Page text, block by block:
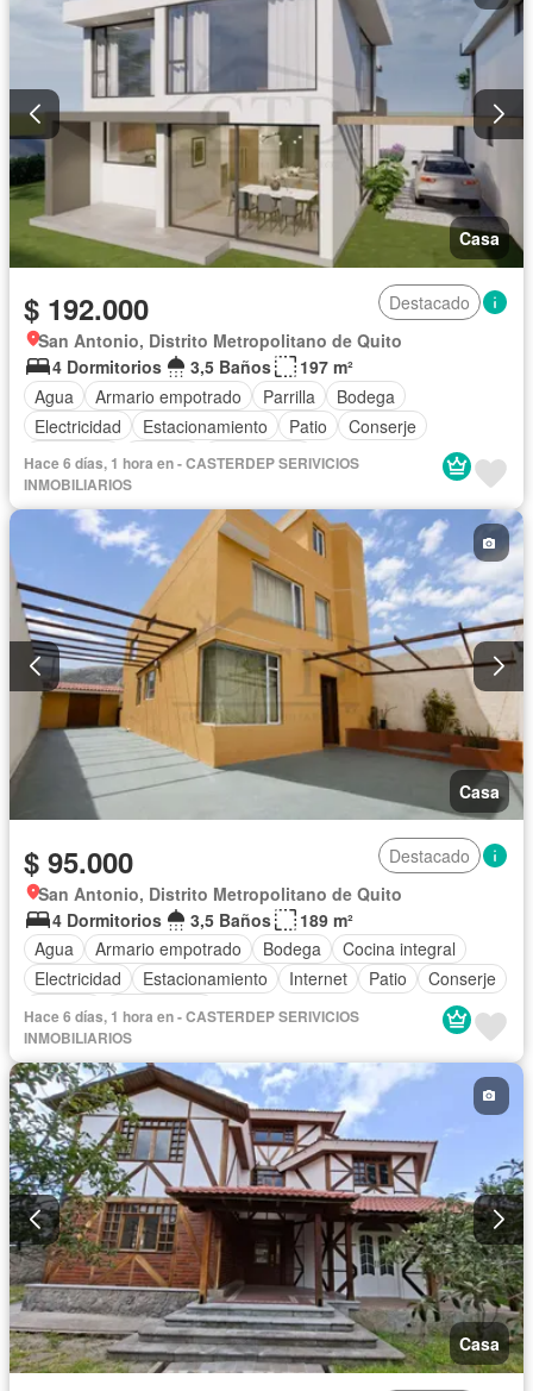
Casa
$ 192.000
Destacado
San Antonio, Distrito Metropolitano de Quito
4 Dormitorios
3,5 Baños
197 m²
Agua
Armario empotrado Parrilla
Bodega
Electricidad
Estacionamiento Patio
Conserje
Seguridad
Terraza Sin amoblar
Hace 6 días, 1 hora en - CASTERDEP SERIVICIOS
INMOBILIARIOS
Casa
$ 95.000
Destacado
San Antonio, Distrito Metropolitano de Quito
4 Dormitorios
3,5 Baños
189 m²
Agua
Armario empotrado Bodega
Cocina integral
Electricidad
Estacionamiento Internet Patio
Conserje
Terraza
Sin amoblar
Hace 6 días, 1 hora en - CASTERDEP SERIVICIOS
INMOBILIARIOS
Casa